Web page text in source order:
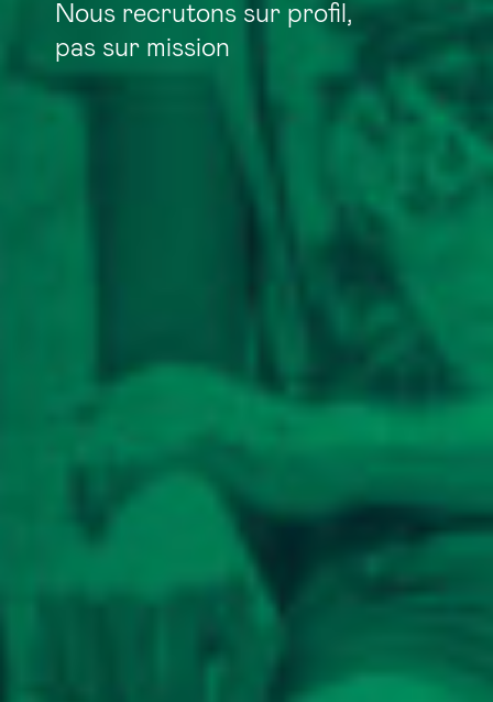
Nous recrutons sur profil,
pas sur mission